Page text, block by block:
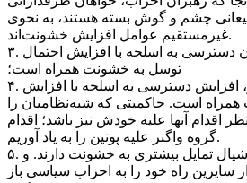
چشم و گوش بسته هستند، به نحوی
غیرمستقیم عوامل افزایش خشونت‌اند.
۳. از یک سو افزایش میزان دسترسی به اسلحه با افزایش احتمال
توسل به خشونت همراه است؛
۴. و از سوی دیگر، افزایش دسترسی به اسلحه با افزایش
است. حاکمیتی که شبه‌نظامیان را
اقدام آنها علیه خودش نیز باشد؛ اقدام
گروه واگنر علیه پوتین را به یاد آوریم.
۵. به وضوح افراد آنتی‌سوشیال تمایل بیشتری به خشونت دارند. و
سایرین راه خود را به احزاب سیاسی باز